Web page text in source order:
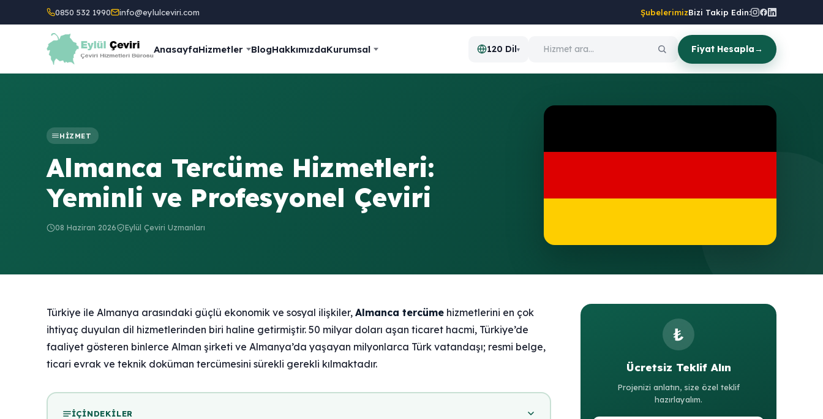
0850 532 1990 info@eylulceviri.com ŞubelerimizBizi Takip Edin:
AnasayfaHizmetler BlogHakkımızdaKurumsal 120 Dil▾ Fiyat Hesapla→
HIZMET
Almanca Tercüme Hizmetleri:
Yeminli ve Profesyonel Çeviri
08 Haziran 2026 Eylül Çeviri Uzmanları
Türkiye ile Almanya arasındaki güçlü ekonomik ve sosyal ilişkiler, Almanca tercüme hizmetlerini en çok
ihtiyaç duyulan dil hizmetlerinden biri haline getirmiştir. 50 milyar doları aşan ticaret hacmi, Türkiye’de
faaliyet gösteren binlerce Alman şirketi ve Almanya’da yaşayan milyonlarca Türk vatandaşı; resmi belge,
ticari evrak ve teknik doküman tercümesini sürekli gerekli kılmaktadır.
İÇINDEKILER
₺
Ücretsiz Teklif Alın
Projenizi anlatın, size özel teklif
hazırlayalım.